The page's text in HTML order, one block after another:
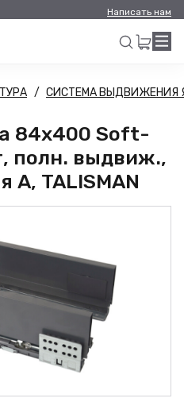
Написать нам
Искать
СИСТЕМА ВЫДВИЖЕНИЯ
84х400 Soft-
полн. выдвиж.,
А, TALISMAN